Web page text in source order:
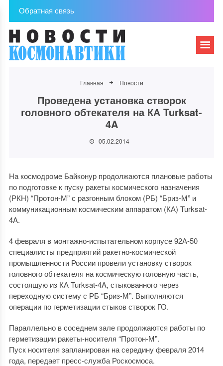
Обратная связь
Главная Новости
Проведена установка створок
головного обтекателя на КА Turksat-
4A
05.02.2014
На космодроме Байконур продолжаются плановые работы
по подготовке к пуску ракеты космического назначения
(РКН) “Протон-М” с разгонным блоком (РБ) “Бриз-М” и
коммуникационным космическим аппаратом (КА) Turksat-
4A.
4 февраля в монтажно-испытательном корпусе 92А-50
специалисты предприятий ракетно-космической
промышленности России провели установку створок
головного обтекателя на космическую головную часть,
состоящую из КА Turksat-4A, стыкованного через
переходную систему с РБ “Бриз-М”. Выполняются
операции по герметизации стыков створок ГО.
Параллельно в соседнем зале продолжаются работы по
герметизации ракеты-носителя “Протон-М”.
Пуск носителя запланирован на середину февраля 2014
года, передает пресс-служба Роскосмоса.